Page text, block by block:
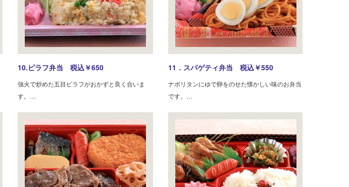
10.ピラフ弁当 税込￥650
強火で炒めた五目ピラフがおかずと良く合いま
す。…
11．スパゲティ弁当 税込￥550
ナポリタンにゆで卵をのせた懐かしい味のお弁当
です。…